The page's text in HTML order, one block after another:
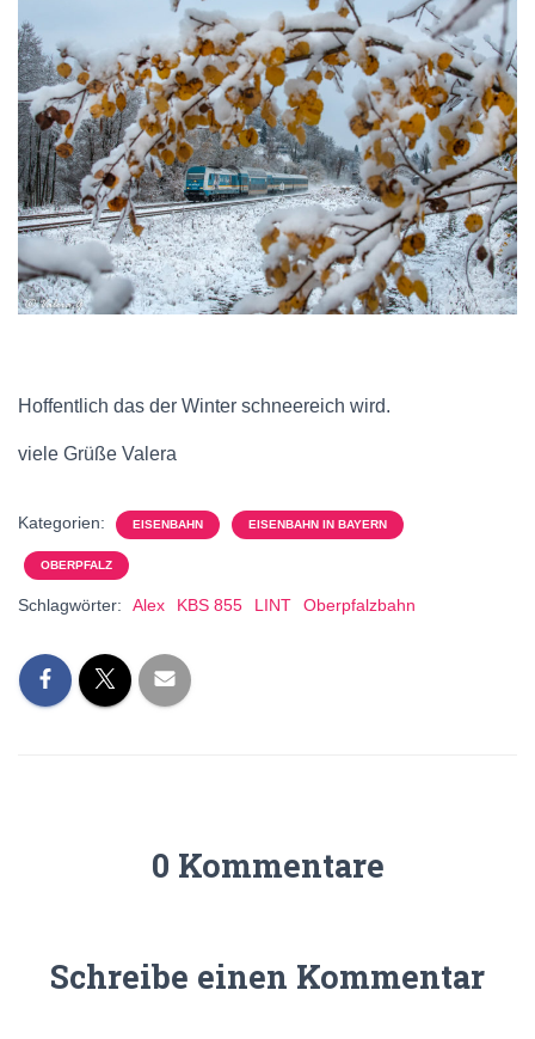
Hoffentlich das der Winter schneereich wird.
viele Grüße Valera
Kategorien: EISENBAHN EISENBAHN IN BAYERN
OBERPFALZ
Schlagwörter: Alex KBS 855 LINT Oberpfalzbahn
0 Kommentare
Schreibe einen Kommentar